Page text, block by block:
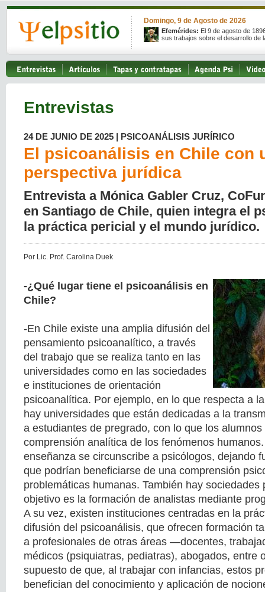
Domingo, 9 de Agosto de 2026
Efemérides: El 9 de agosto de
sus trabajos sobre el desarrollo de
Entrevistas
24 DE JUNIO DE 2025 | PSICOANÁLISIS JURÍRICO
El psicoanálisis en Chile con
perspectiva jurídica
Entrevista a Mónica Gabler Cruz,
en Santiago de Chile, quien integra el
la práctica pericial y el mundo jurídico.
Por Lic. Prof. Carolina Duek
-¿Qué lugar tiene el psicoanálisis en
Chile?
-En Chile existe una amplia difusión del
pensamiento psicoanalítico, a través
del trabajo que se realiza tanto en las
universidades como en las sociedades
e instituciones de orientación
psicoanalítica. Por ejemplo, en lo que respecta a
hay universidades que están dedicadas a la
a estudiantes de pregrado, con lo que los
comprensión analítica de los fenómenos
enseñanza se circunscribe a psicólogos, dejando
que podrían beneficiarse de una comprensión
problemáticas humanas. También hay sociedades
objetivo es la formación de analistas mediante
A su vez, existen instituciones centradas en la
difusión del psicoanálisis, que ofrecen formación
a profesionales de otras áreas —docentes,
médicos (psiquiatras, pediatras), abogados,
supuesto de que, al trabajar con infancias, estos
benefician del conocimiento y aplicación de